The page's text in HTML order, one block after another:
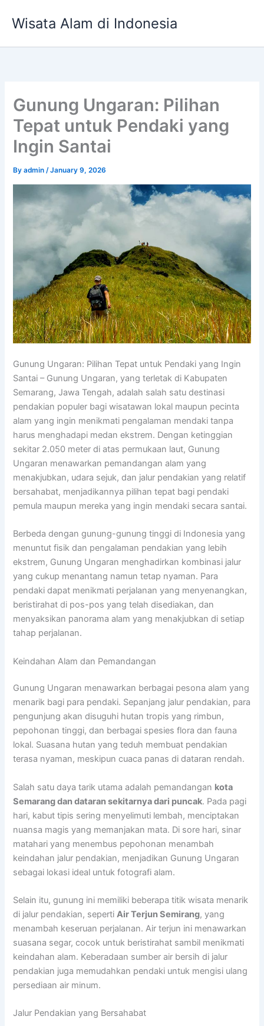
Wisata Alam di Indonesia
Gunung Ungaran: Pilihan
Tepat untuk Pendaki yang
Ingin Santai
Byadmin/January 9, 2026
Gunung Ungaran: Pilihan Tepat untuk Pendaki yang Ingin
Santai – Gunung Ungaran, yang terletak di Kabupaten
Semarang, Jawa Tengah, adalah salah satu destinasi
pendakian populer bagi wisatawan lokal maupun pecinta
alam yang ingin menikmati pengalaman mendaki tanpa
harus menghadapi medan ekstrem. Dengan ketinggian
sekitar 2.050 meter di atas permukaan laut, Gunung
Ungaran menawarkan pemandangan alam yang
menakjubkan, udara sejuk, dan jalur pendakian yang relatif
bersahabat, menjadikannya pilihan tepat bagi pendaki
pemula maupun mereka yang ingin mendaki secara santai.
Berbeda dengan gunung-gunung tinggi di Indonesia yang
menuntut fisik dan pengalaman pendakian yang lebih
ekstrem, Gunung Ungaran menghadirkan kombinasi jalur
yang cukup menantang namun tetap nyaman. Para
pendaki dapat menikmati perjalanan yang menyenangkan,
beristirahat di pos-pos yang telah disediakan, dan
menyaksikan panorama alam yang menakjubkan di setiap
tahap perjalanan.
Keindahan Alam dan Pemandangan
Gunung Ungaran menawarkan berbagai pesona alam yang
menarik bagi para pendaki. Sepanjang jalur pendakian, para
pengunjung akan disuguhi hutan tropis yang rimbun,
pepohonan tinggi, dan berbagai spesies flora dan fauna
lokal. Suasana hutan yang teduh membuat pendakian
terasa nyaman, meskipun cuaca panas di dataran rendah.
Salah satu daya tarik utama adalah pemandangan kota
Semarang dan dataran sekitarnya dari puncak. Pada pagi
hari, kabut tipis sering menyelimuti lembah, menciptakan
nuansa magis yang memanjakan mata. Di sore hari, sinar
matahari yang menembus pepohonan menambah
keindahan jalur pendakian, menjadikan Gunung Ungaran
sebagai lokasi ideal untuk fotografi alam.
Selain itu, gunung ini memiliki beberapa titik wisata menarik
di jalur pendakian, sepertiAir Terjun Semirang, yang
menambah keseruan perjalanan. Air terjun ini menawarkan
suasana segar, cocok untuk beristirahat sambil menikmati
keindahan alam. Keberadaan sumber air bersih di jalur
pendakian juga memudahkan pendaki untuk mengisi ulang
persediaan air minum.
Jalur Pendakian yang Bersahabat